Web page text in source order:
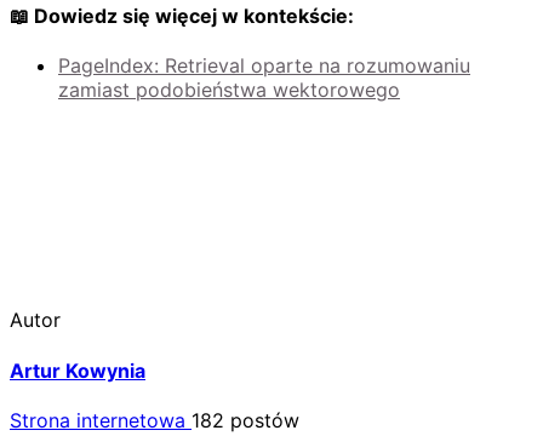
📖 Dowiedz się więcej w kontekście:
PageIndex: Retrieval oparte na rozumowaniu
zamiast podobieństwa wektorowego
Autor
Artur Kowynia
Strona internetowa 182 postów